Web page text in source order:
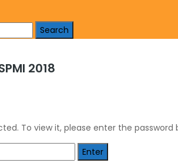
2018
To view it, please enter the password